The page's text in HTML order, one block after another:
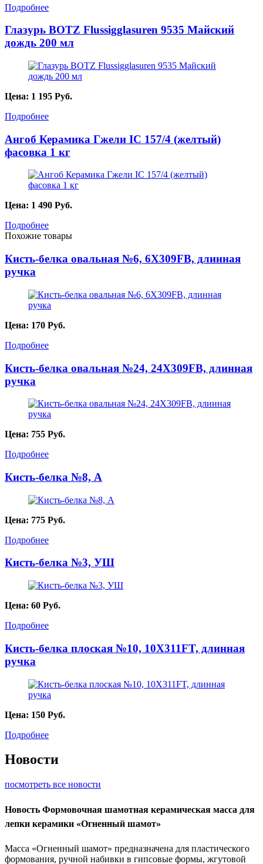
Подробнее
Глазурь BOTZ Flussigglasuren 9535 Майский
дождь 200 мл
Цена: 1 195 Руб.
Подробнее
Ангоб Керамика Гжели IC 157/4 (желтый)
фасовка 1 кг
Цена: 1 490 Руб.
Подробнее
Похожие товары
Кисть-белка овальная №6, 6X309FB, длинная
ручка
Цена: 170 Руб.
Подробнее
Кисть-белка овальная №24, 24X309FB, длинная
ручка
Цена: 755 Руб.
Подробнее
Кисть-белка №8, А
Цена: 775 Руб.
Подробнее
Кисть-белка №3, УШ
Цена: 60 Руб.
Подробнее
Кисть-белка плоская №10, 10X311FT, длинная
ручка
Цена: 150 Руб.
Подробнее
Новости
посмотреть все новости
Новость Формовочная шамотная керамическая масса для
лепки керамики «Огненный шамот»
Масса «Огненный шамот» предназначена для пластического
формования, ручной набивки в гипсовые формы, жгутовой